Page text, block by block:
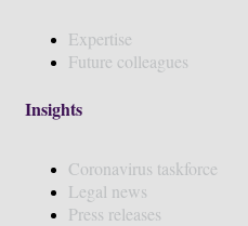
Expertise
Future colleagues
Insights
Coronavirus taskforce
Legal news
Press releases